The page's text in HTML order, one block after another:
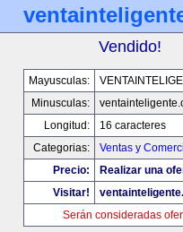
Vendido!
Mayusculas:
Minusculas:
Longitud:
16 caracteres
Categorias:
Ventas y
Precio:
Realizar una
Visitar!
Serán consideradas